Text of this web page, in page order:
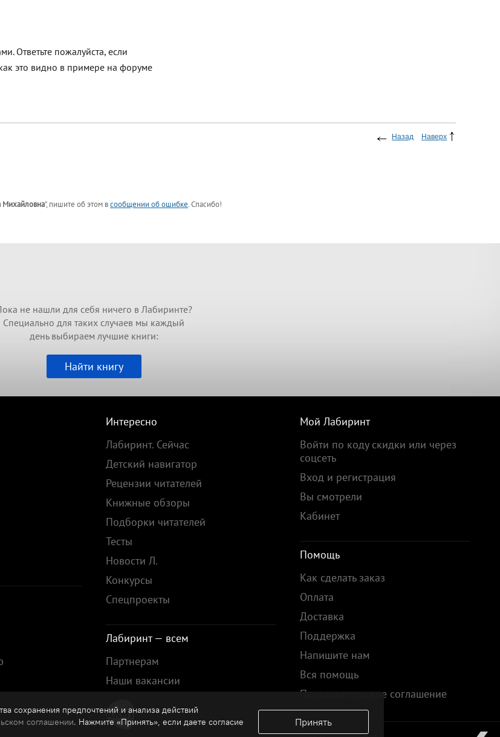
Ответьте пожалуйста, если
это видно в примере на форуме
Назад Наверх
Михайловна", пишите об этом всообщении об ошибке. Спасибо!
сохранения предпочтений и анализа действий
соглашении. Нажмите «Принять», если даете согласие
Принять
не нашли для себя ничего в Лабиринте?
Специально для таких случаев мы каждый
день выбираем лучшие книги:
Найти книгу
Интересно
Лабиринт. Сейчас
Детский навигатор
Рецензии читателей
Книжные обзоры
Подборки читателей
Тесты
Новости Л.
Конкурсы
Спецпроекты
Лабиринт — всем
Партнерам
Наши вакансии
Мой Лабиринт
Войти по коду скидки или через
соцсеть
Вход и регистрация
Вы смотрели
Кабинет
Помощь
Как сделать заказ
Оплата
Доставка
Поддержка
Напишите нам
Вся помощь
Пользовательское соглашение